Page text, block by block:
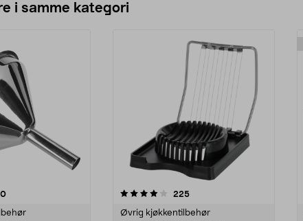
i samme kategori
anmeldelser
5 stjerner 225anmeldelser
Øvrig kjøkkentilbehør
0.0 av 5 stjerner